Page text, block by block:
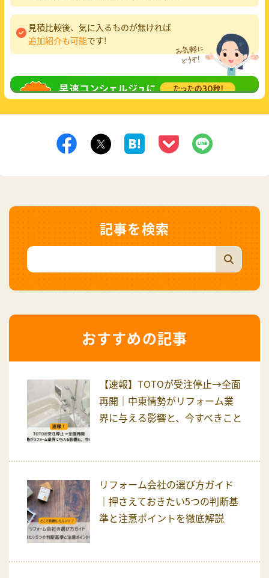
見積比較後、気に入るものが無ければ
追加紹介も可能です!
無料相談してみる
記事を検索
おすすめの記事
【速報】TOTOが受注停止→全面
再開｜中東情勢がリフォーム業
界に与える影響と、今すべきこと
リフォーム会社の選び方ガイド
｜押さえておきたい5つの判断基
準と注意ポイントを徹底解説